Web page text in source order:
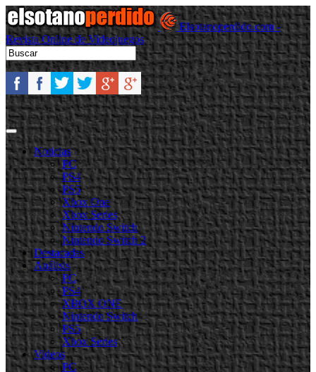
Elsotanoperdido.com -
Revista Online de Videojuegos
Noticias
PC
PS4
PS5
Xbox One
Xbox Series
Nintendo Switch
Nintendo Switch 2
Destacadas
Análisis
PC
PS4
XBOX ONE
Nintendo Switch
PS5
Xbox Series
Videos
PC